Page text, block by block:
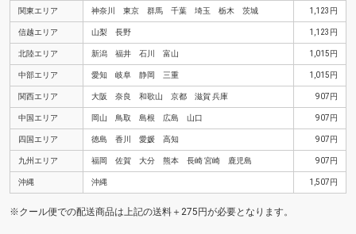
関東エリア 神奈川 東京 群馬 千葉 埼玉 栃木 茨城 1,123円
信越エリア 山梨 長野 1,123円
北陸エリア 新潟 福井 石川 富山 1,015円
中部エリア 愛知 岐阜 静岡 三重 1,015円
関西エリア 大阪 奈良 和歌山 京都 滋賀 兵庫 907円
中国エリア 岡山 鳥取 島根 広島 山口 907円
四国エリア 徳島 香川 愛媛 高知 907円
九州エリア 福岡 佐賀 大分 熊本 長崎 宮崎 鹿児島 907円
沖縄 沖縄 1,507円
※クール便での配送商品は上記の送料＋275円が必要となります。